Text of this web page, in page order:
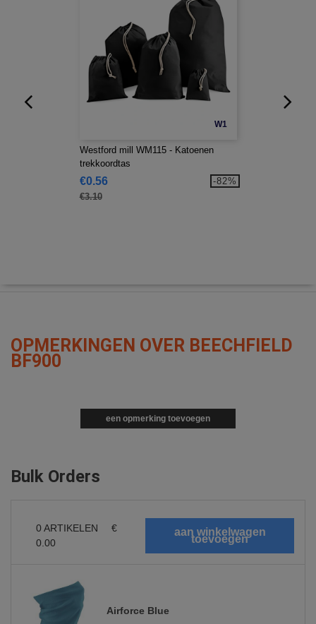
W1
Westford mill WM115 - Katoenen
trekkoordtas
€0.56
€3.10
-82%
OPMERKINGEN OVER BEECHFIELD
BF900
een opmerking toevoegen
Bulk Orders
0 ARTIKELEN
€
0.00
Airforce Blue